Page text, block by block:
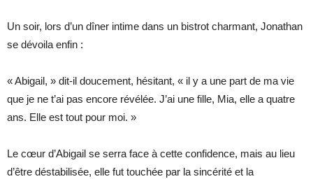
Un soir, lors d’un dîner intime dans un bistrot charmant, Jonathan
se dévoila enfin :
« Abigail, » dit-il doucement, hésitant, « il y a une part de ma vie
que je ne t’ai pas encore révélée. J’ai une fille, Mia, elle a quatre
ans. Elle est tout pour moi. »
Le cœur d’Abigail se serra face à cette confidence, mais au lieu
d’être déstabilisée, elle fut touchée par la sincérité et la